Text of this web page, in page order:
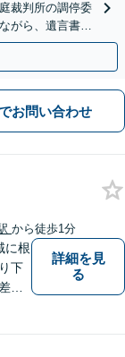
裁判所の調停委
がら、遺言書作
ます。
お問い合わせ
から徒歩1分
に根
下
し
詳細を見
る